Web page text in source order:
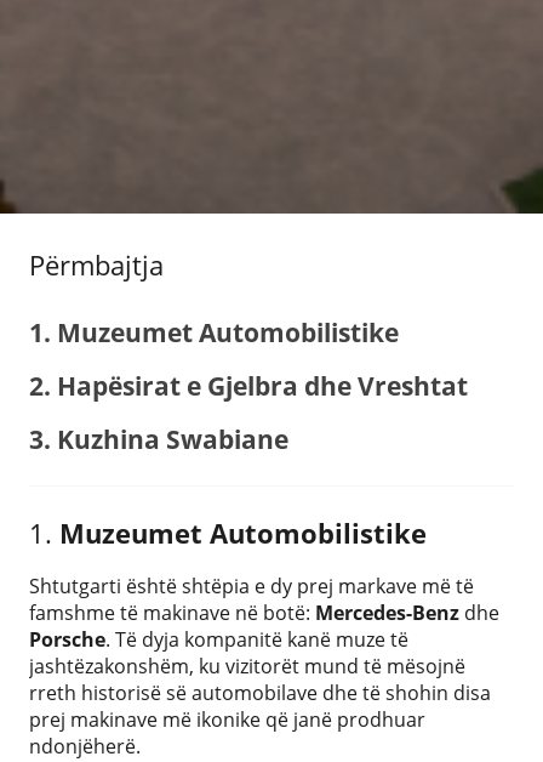
Përmbajtja
1. Muzeumet Automobilistike
2. Hapësirat e Gjelbra dhe Vreshtat
3. Kuzhina Swabiane
1. Muzeumet Automobilistike
Shtutgarti është shtëpia e dy prej markave më të
famshme të makinave në botë: Mercedes-Benz dhe
Porsche. Të dyja kompanitë kanë muze të
jashtëzakonshëm, ku vizitorët mund të mësojnë
rreth historisë së automobilave dhe të shohin disa
prej makinave më ikonike që janë prodhuar
ndonjëherë.